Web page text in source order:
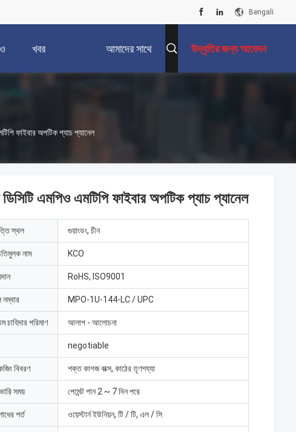
Bengali
খবর আমাদের সাথে উদ্ধৃতির জন্য আবেদন
ফাইবার অপটিক প্যাচ প্যানেল
এমপিও এমটিপি ফাইবার অপটিক প্যাচ প্যানেল
স্থল গুয়াংডং, চীন
নাম KCO
RoHS, ISO9001
নম্বার MPO-1U-144-LC / UPC
চাহিদার পরিমাণ আলাপ - আলোচনা
negotiable
বিবরণ শক্ত কাগজ বাক্স, কাঠের তৃণশয্যা
সময় পেমেন্ট পান 2 ~ 7 দিন পরে
শর্ত ওয়েস্টার্ন ইউনিয়ন, টি / টি, এল / সি